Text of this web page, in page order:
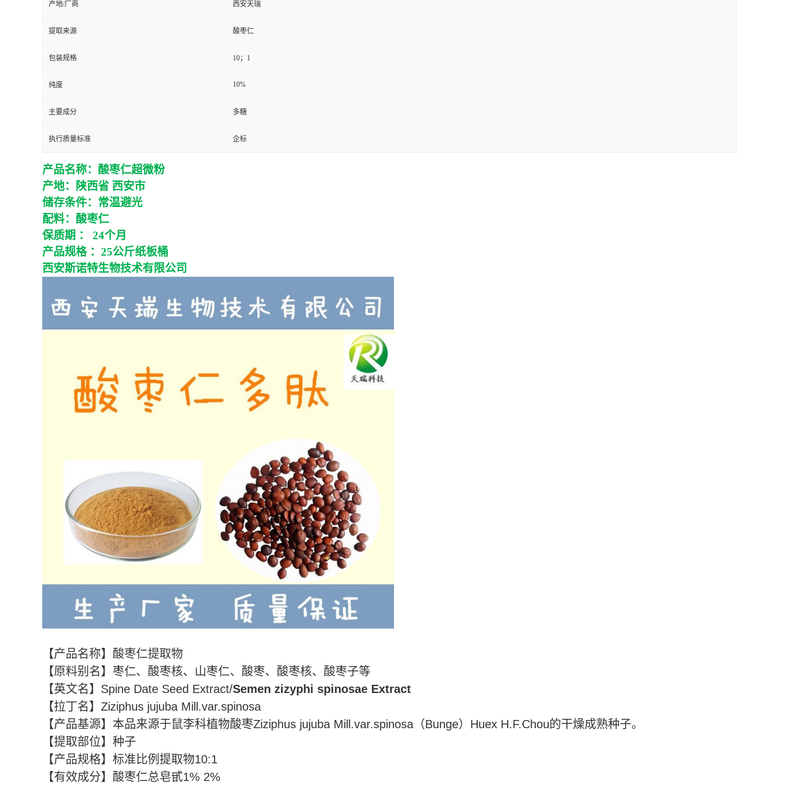
产地/厂商 西安天瑞
提取来源 酸枣仁
包装规格 10；1
纯度 10%
主要成分 多糖
执行质量标准 企标
产品名称： 酸枣仁超微粉
产地：
陕西省 西安市
储存条件：常温避光
配料： 酸枣仁
保质期 ：
24个月
产品规格 ： 25公斤纸板桶
西安斯诺特生物技术有限公司
【产品名称】酸枣仁提取物
【原料别名】枣仁、酸枣核、山枣仁、酸枣、酸枣核、酸枣子等
【英文名】Spine Date Seed Extract/Semen zizyphi spinosae Extract
【拉丁名】Ziziphus jujuba Mill.var.spinosa
【产品基源】本品来源于鼠李科植物酸枣Ziziphus jujuba Mill.var.spinosa（Bunge）Huex H.F.Chou的干燥成熟种子。
【提取部位】种子
【产品规格】标准比例提取物10:1
【有效成分】酸枣仁总皂甙1% 2%